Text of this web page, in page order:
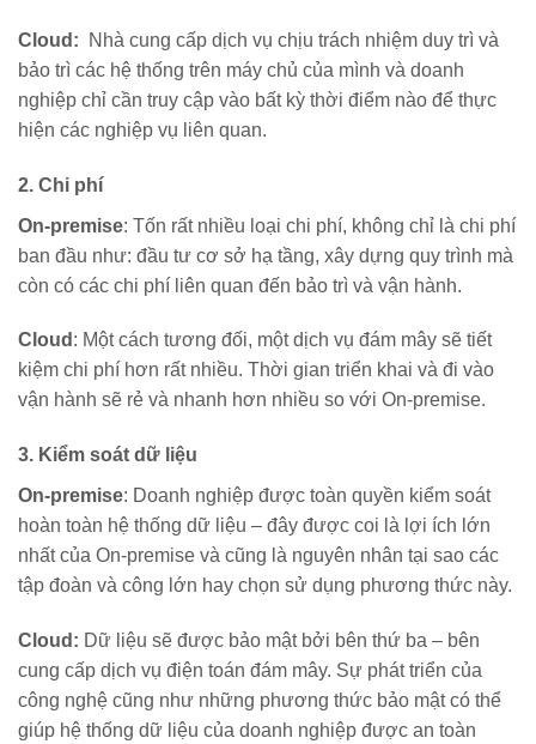
Cloud:
Nhà cung cấp dịch vụ chịu trách nhiệm duy trì và
bảo trì các hệ thống trên máy chủ của mình và doanh
nghiệp chỉ cần truy cập vào bất kỳ thời điểm nào để thực
hiện các nghiệp vụ liên quan.
2. Chi phí
On-premise: Tốn rất nhiều loại chi phí, không chỉ là chi phí
ban đầu như: đầu tư cơ sở hạ tầng, xây dựng quy trình mà
còn có các chi phí liên quan đến bảo trì và vận hành.
Cloud : Một cách tương đối, một dịch vụ đám mây sẽ tiết
kiệm chi phí hơn rất nhiều. Thời gian triển khai và đi vào
vận hành sẽ rẻ và nhanh hơn nhiều so với On-premise.
3. Kiểm soát dữ liệu
On-premise: Doanh nghiệp được toàn quyền kiểm soát
hoàn toàn hệ thống dữ liệu – đây được coi là lợi ích lớn
nhất của On-premise và cũng là nguyên nhân tại sao các
tập đoàn và công lớn hay chọn sử dụng phương thức này.
Cloud: Dữ liệu sẽ được bảo mật bởi bên thứ ba – bên
cung cấp dịch vụ điện toán đám mây. Sự phát triển của
công nghệ cũng như những phương thức bảo mật có thể
giúp hệ thống dữ liệu của doanh nghiệp được an toàn